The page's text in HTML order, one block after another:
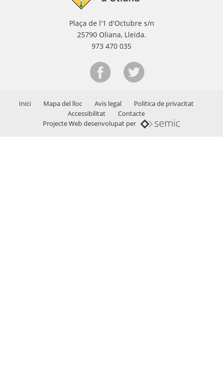
Plaça de l'1 d'Octubre s/n
25790 Oliana, Lleida.
973 470 035
Inici Mapa del lloc Avis legal
Politica de privacitat
Accessibilitat
Contacte
Projecte Web desenvolupat per